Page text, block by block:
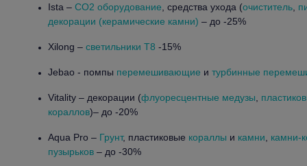
Ista – CO2 оборудование , средства ухода (очиститель
декорации (керамические камни) – до -25%
Xilong – светильники T8 -15%
Jebao - помпы перемешивающие и турбинные
Vitality – декорации (флуоресцентные медузы
кораллов)– до -20%
Aqua Pro – Грунт, пластиковые кораллы и камни
камни-
пузырьков – до -30%